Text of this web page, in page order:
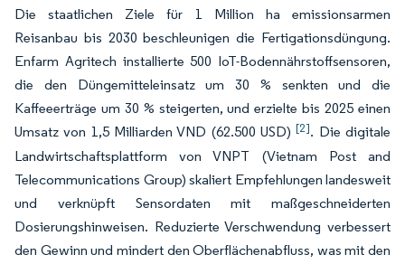
Die staatlichen Ziele für 1 Million ha emissionsarmen
Reisanbau bis 2030 beschleunigen die Fertigationsdüngung.
Enfarm Agritech installierte 500 IoT-Bodennährstoffsensoren,
die den Düngemitteleinsatz um 30 % senkten und die
Kaffeeerträge um 30 % steigerten, und erzielte bis 2025 einen
Umsatz von 1,5 Milliarden VND (62.500 USD)[2]. Die digitale
Landwirtschaftsplattform von VNPT (Vietnam Post and
Telecommunications Group) skaliert Empfehlungen landesweit
und verknüpft Sensordaten mit maßgeschneiderten
Dosierungshinweisen. Reduzierte Verschwendung verbessert
den Gewinn und mindert den Oberflächenabfluss, was mit den